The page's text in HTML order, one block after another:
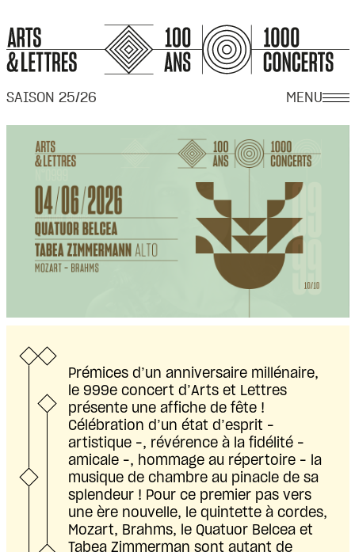
SAISON 25/26 MENU
Prémices d’un anniversaire millénaire,
le 999e concert d’Arts et Lettres
présente une affiche de fête !
Célébration d’un état d’esprit –
artistique –, révérence à la fidélité –
amicale –, hommage au répertoire – la
musique de chambre au pinacle de sa
splendeur ! Pour ce premier pas vers
une ère nouvelle, le quintette à cordes,
Mozart, Brahms, le Quatuor Belcea et
Tabea Zimmerman sont autant de